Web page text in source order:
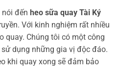
đến heo sữa quay Tài Ký
Với kinh nghiệm rất nhiều
quay. Chúng tôi có một công
dụng những gia vị độc đáo.
khi quay xong sẽ đảm bảo